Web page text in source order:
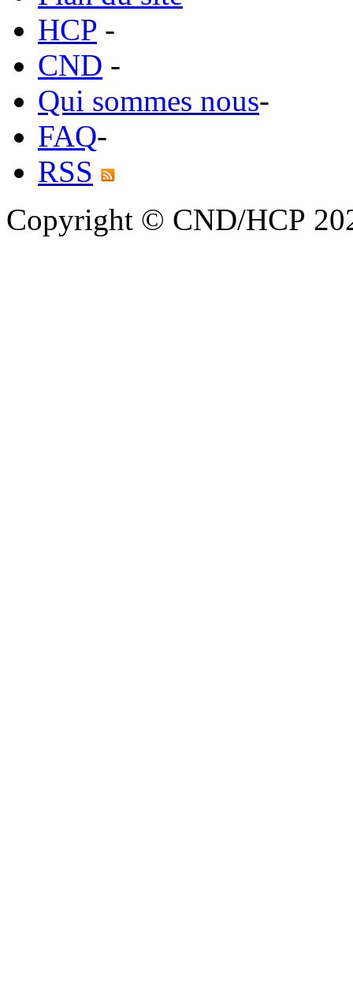
HCP -
CND -
Qui sommes nous-
FAQ-
RSS
Copyright © CND/HCP